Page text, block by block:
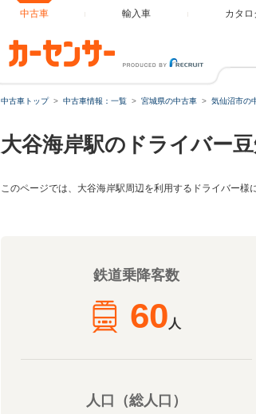
中古車 輸入車 カタロ
中古車トップ 中古車情報：一覧 宮城県の中古車 気仙沼市の
大谷海岸駅のドライバー
このページでは、大谷海岸駅周辺を利用するドライバー様
鉄道乗降客数
60 人
人口（総人口）